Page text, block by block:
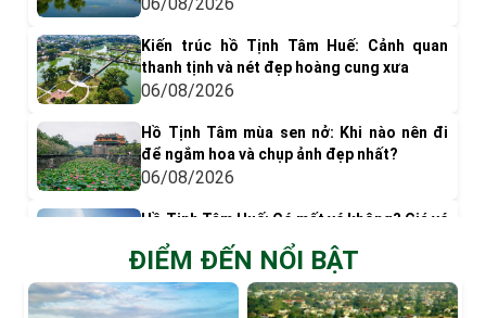
Kiến trúc hồ Tịnh Tâm Huế: Cảnh quan
thanh tịnh và nét đẹp hoàng cung xưa
06/08/2026
Hồ Tịnh Tâm mùa sen nở: Khi nào nên đi
để ngắm hoa và chụp ảnh đẹp nhất?
06/08/2026
Hồ Tịnh Tâm Huế: Có mất vé không? Giá vé
& Kinh nghiệm tham quan
05/08/2026
Có gì chơi ở phá Tam Giang? Top 9 trải
ĐIỂM ĐẾN NỔI BẬT